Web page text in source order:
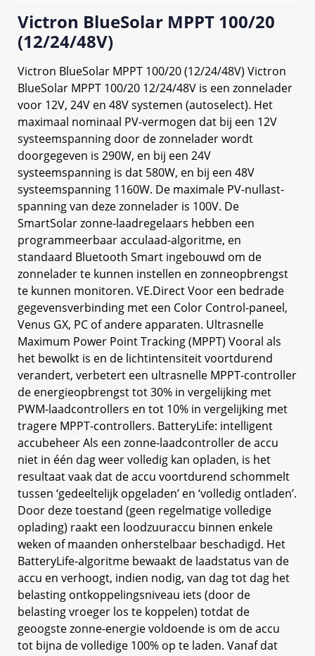
Victron BlueSolar MPPT 100/20
(12/24/48V)
Victron BlueSolar MPPT 100/20 (12/24/48V) Victron
BlueSolar MPPT 100/20 12/24/48V is een zonnelader
voor 12V, 24V en 48V systemen (autoselect). Het
maximaal nominaal PV-vermogen dat bij een 12V
systeemspanning door de zonnelader wordt
doorgegeven is 290W, en bij een 24V
systeemspanning is dat 580W, en bij een 48V
systeemspanning 1160W. De maximale PV-nullast-
spanning van deze zonnelader is 100V. De
SmartSolar zonne-laadregelaars hebben een
programmeerbaar acculaad-algoritme, en
standaard Bluetooth Smart ingebouwd om de
zonnelader te kunnen instellen en zonneopbrengst
te kunnen monitoren. VE.Direct Voor een bedrade
gegevensverbinding met een Color Control-paneel,
Venus GX, PC of andere apparaten. Ultrasnelle
Maximum Power Point Tracking (MPPT) Vooral als
het bewolkt is en de lichtintensiteit voortdurend
verandert, verbetert een ultrasnelle MPPT-controller
de energieopbrengst tot 30% in vergelijking met
PWM-laadcontrollers en tot 10% in vergelijking met
tragere MPPT-controllers. BatteryLife: intelligent
accubeheer Als een zonne-laadcontroller de accu
niet in één dag weer volledig kan opladen, is het
resultaat vaak dat de accu voortdurend schommelt
tussen ‘gedeeltelijk opgeladen’ en ‘volledig ontladen’.
Door deze toestand (geen regelmatige volledige
oplading) raakt een loodzuuraccu binnen enkele
weken of maanden onherstelbaar beschadigd. Het
BatteryLife-algoritme bewaakt de laadstatus van de
accu en verhoogt, indien nodig, van dag tot dag het
belasting ontkoppelingsniveau iets (door de
belasting vroeger los te koppelen) totdat de
geoogste zonne-energie voldoende is om de accu
tot bijna de volledige 100% op te laden. Vanaf dat